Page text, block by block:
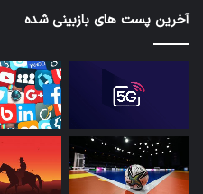
آخرین پست های بازبینی شده